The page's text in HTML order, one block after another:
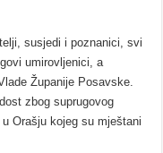
susjedi i poznanici, svi
umirovljenici, a
Županije Posavske.
zbog suprugovog
Orašju kojeg su mještani